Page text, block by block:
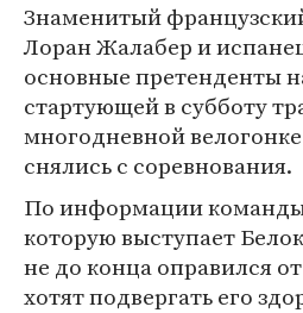
Знаменитый
Лоран Жалабер и
основные претенденты
стартующей в субботу
многодневной
снялись с соревнования.
По информации команды
которую выступает
не до конца оправился
хотят подвергать его